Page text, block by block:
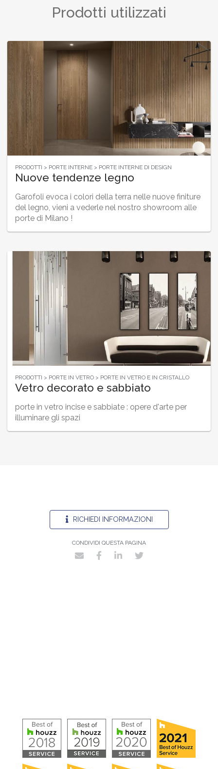
Prodotti utilizzati
PRODOTTI > PORTE INTERNE > PORTE INTERNE DI DESIGN
Nuove tendenze legno
Garofoli evoca i colori della terra nelle nuove finiture
del legno, vieni a vederle nel nostro showroom alle
porte di Milano !
PRODOTTI > PORTE IN VETRO > PORTE IN VETRO E IN CRISTALLO
Vetro decorato e sabbiato
porte in vetro incise e sabbiate : opere d'arte per
illuminare gli spazi
RICHIEDI INFORMAZIONI
CONDIVIDI QUESTA PAGINA